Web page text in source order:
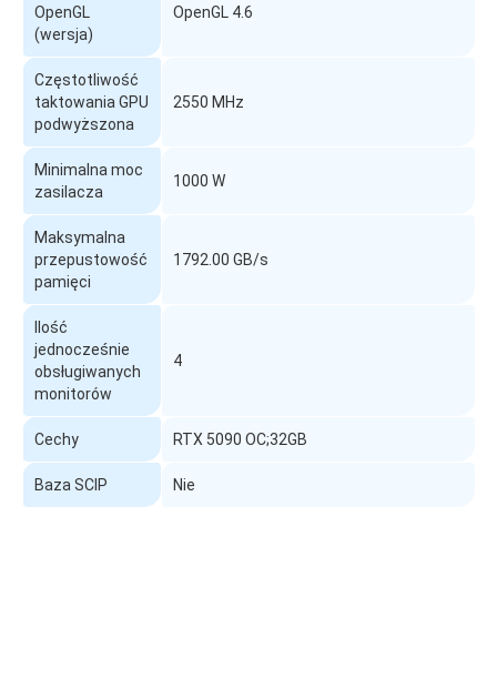
OpenGL
(wersja)
OpenGL 4.6
Częstotliwość
taktowania GPU
podwyższona
2550 MHz
Minimalna moc
zasilacza
1000 W
Maksymalna
przepustowość
pamięci
1792.00 GB/s
Ilość
jednocześnie
obsługiwanych
monitorów
4
Cechy RTX 5090 OC;32GB
Baza SCIP Nie